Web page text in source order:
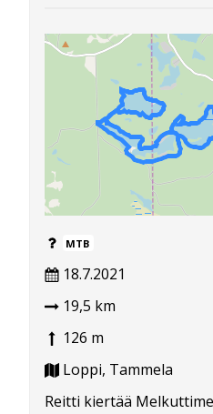
MTB
18.7.2021
19,5 km
126 m
Loppi, Tammela
Reitti kiertää